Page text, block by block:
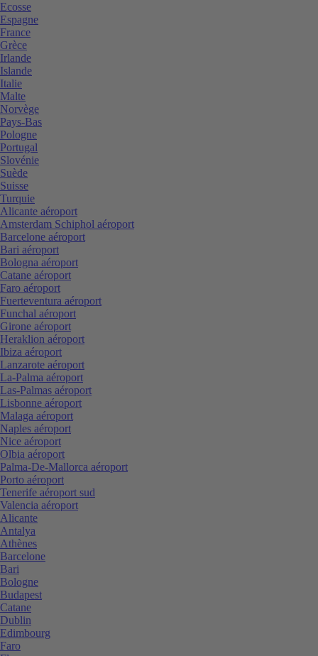
Ecosse
Espagne
France
Grèce
Irlande
Islande
Italie
Malte
Norvège
Pays-Bas
Pologne
Portugal
Slovénie
Suède
Suisse
Turquie
Alicante aéroport
Amsterdam Schiphol aéroport
Barcelone aéroport
Bari aéroport
Bologna aéroport
Catane aéroport
Faro aéroport
Fuerteventura aéroport
Funchal aéroport
Girone aéroport
Heraklion aéroport
Ibiza aéroport
Lanzarote aéroport
La-Palma aéroport
Las-Palmas aéroport
Lisbonne aéroport
Malaga aéroport
Naples aéroport
Nice aéroport
Olbia aéroport
Palma-De-Mallorca aéroport
Porto aéroport
Tenerife aéroport sud
Valencia aéroport
Alicante
Antalya
Athènes
Barcelone
Bari
Bologne
Budapest
Catane
Dublin
Edimbourg
Faro